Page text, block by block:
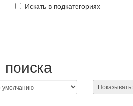
Искать в подкатегориях
Показывать: